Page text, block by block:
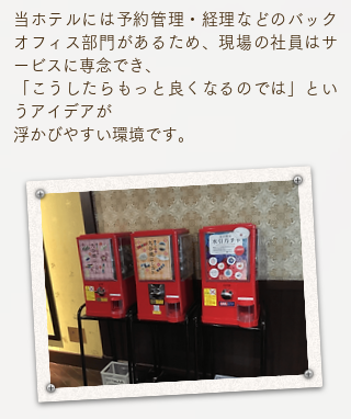
当ホテルには予約管理・経理などのバック
オフィス部門があるため、現場の社員はサ
ービスに専念でき、
「こうしたらもっと良くなるのでは」とい
うアイデアが
浮かびやすい環境です。